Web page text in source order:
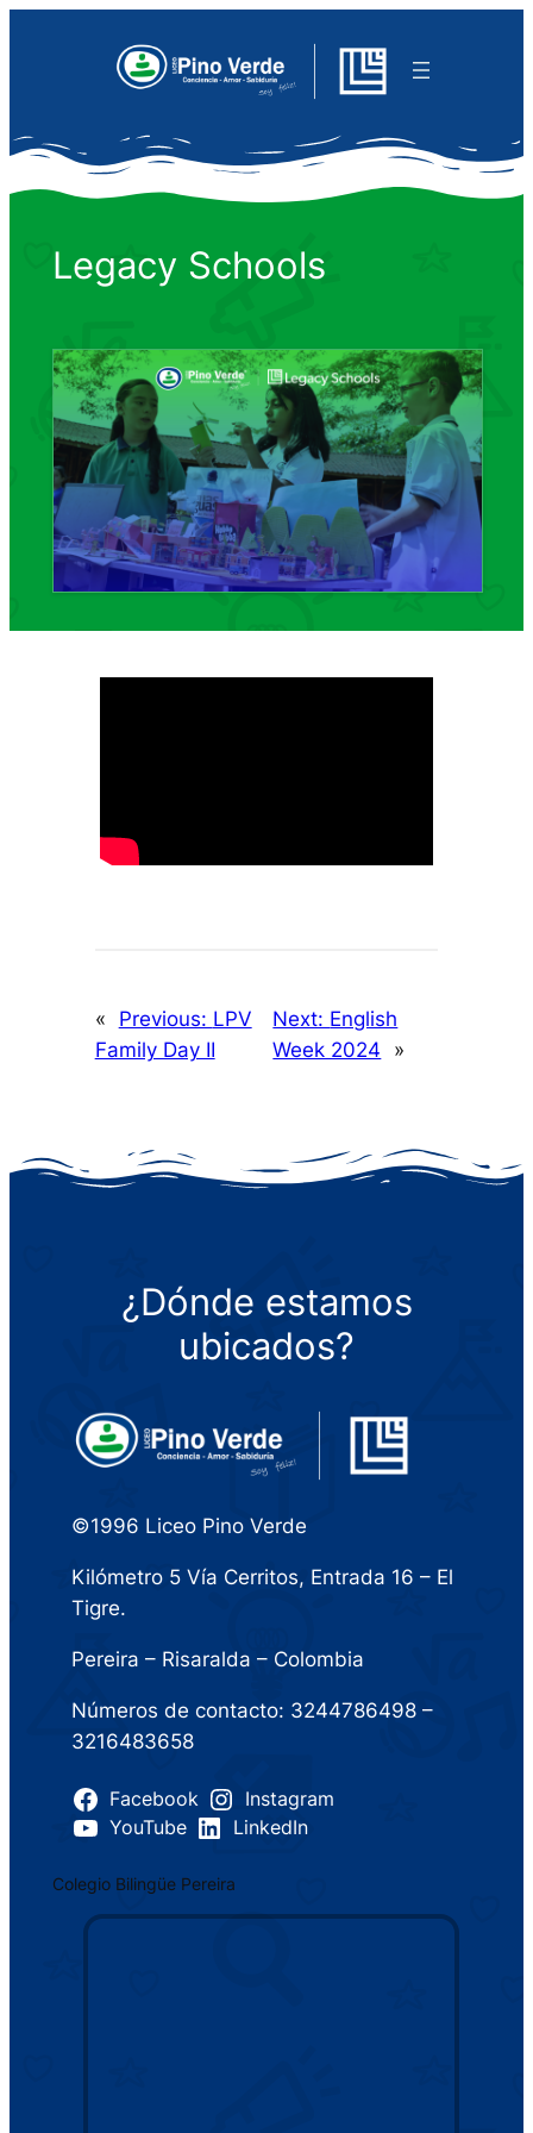
Legacy Schools
« Previous: LPV
Family Day II
Next: English
Week 2024
»
¿Dónde estamos
ubicados?
©1996 Liceo Pino Verde
Kilómetro 5 Vía Cerritos, Entrada 16 – El
Tigre.
Pereira – Risaralda – Colombia
Números de contacto: 3244786498 –
3216483658
Facebook
Instagram
YouTube
LinkedIn
Colegio Bilingüe Pereira